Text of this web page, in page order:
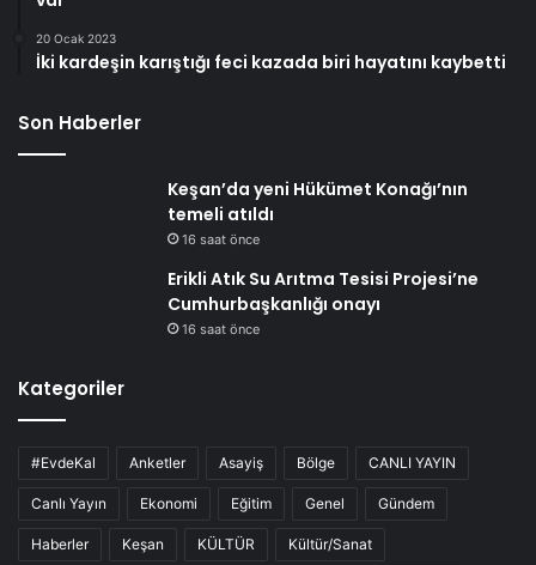
20 Ocak 2023
İki kardeşin karıştığı feci kazada biri hayatını kaybetti
Son Haberler
Keşan’da yeni Hükümet Konağı’nın
temeli atıldı
16 saat önce
Erikli Atık Su Arıtma Tesisi Projesi’ne
Cumhurbaşkanlığı onayı
16 saat önce
Kategoriler
#EvdeKal Anketler Asayiş Bölge CANLI YAYIN
Canlı Yayın Ekonomi Eğitim Genel Gündem
Haberler Keşan KÜLTÜR Kültür/Sanat